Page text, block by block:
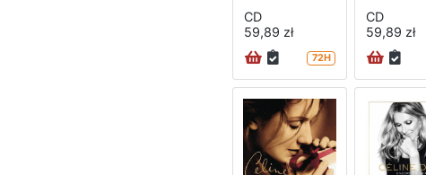
CD
59,89 zł
72H
CD
59,89 zł